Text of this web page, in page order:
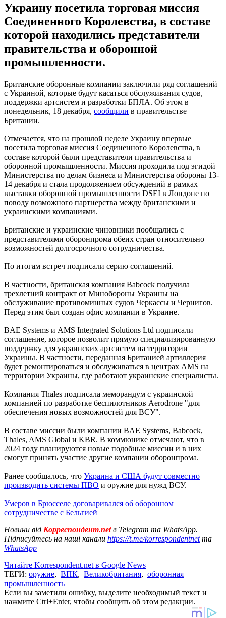
Украину посетила торговая миссия
Соединенного Королевства, в составе
которой находились представители
правительства и оборонной
промышленности.
Британские оборонные компании заключили ряд соглашений
с Украиной, которые будут касаться обслуживания судов,
поддержки артсистем и разработки БПЛА. Об этом в
понедельник, 18 декабря, сообщили в правительстве
Британии.
Отмечается, что на прошлой неделе Украину впервые
посетила торговая миссия Соединенного Королевства, в
составе которой были представители правительства и
оборонной промышленности. Миссия проходила под эгидой
Министерства по делам бизнеса и Министерства обороны 13-
14 декабря и стала продолжением обсуждений в рамках
выставки оборонной промышленности DSEI в Лондоне по
поводу возможного партнерства между британскими и
украинскими компаниями.
Британские и украинские чиновники пообщались с
представителями оборонпрома обеих стран относительно
возможностей долгосрочного сотрудничества.
По итогам встреч подписали серию соглашений.
В частности, британская компания Babcock получила
трехлетний контракт от Минобороны Украины на
обслуживание противоминных судов Черкассы и Чернигов.
Перед этим был создан офис компании в Украине.
BAE Systems и AMS Integrated Solutions Ltd подписали
соглашение, которое позволит прямую специализированную
поддержку для украинских артсистем на территории
Украины. В частности, переданная Британией артиллерия
будет ремонтироваться и обслуживаться в центрах AMS на
территории Украины, где работают украинские специалисты.
Компания Thales подписала меморандум с украинской
компанией по разработке беспилотников Aerodrone "для
обеспечения новых возможностей для ВСУ".
В составе миссии были компании BAE Systems, Babcock,
Thales, AMS Global и KBR. В коммюнике отмечают, что в
2024 году планируются новые подобные миссии и в них
смогут принять участие другие компании оборонпрома.
Ранее сообщалось, что Украина и США будут совместно
производить системы ПВО и оружие для нужд ВСУ.
Умеров в Брюсселе договаривался об оборонном
сотрудничестве с Бельгией
Новини від Корреспондент.netв Telegram та WhatsApp.
Підписуйтесь на наші канали https://t.me/korrespondentnetта
WhatsApp
Читайте Korrespondent.net в Google News
ТЕГИ: оружие, ВПК, Великобритания, оборонная
промышленность
Если вы заметили ошибку, выделите необходимый текст и
нажмите Ctrl+Enter, чтобы сообщить об этом редакции.